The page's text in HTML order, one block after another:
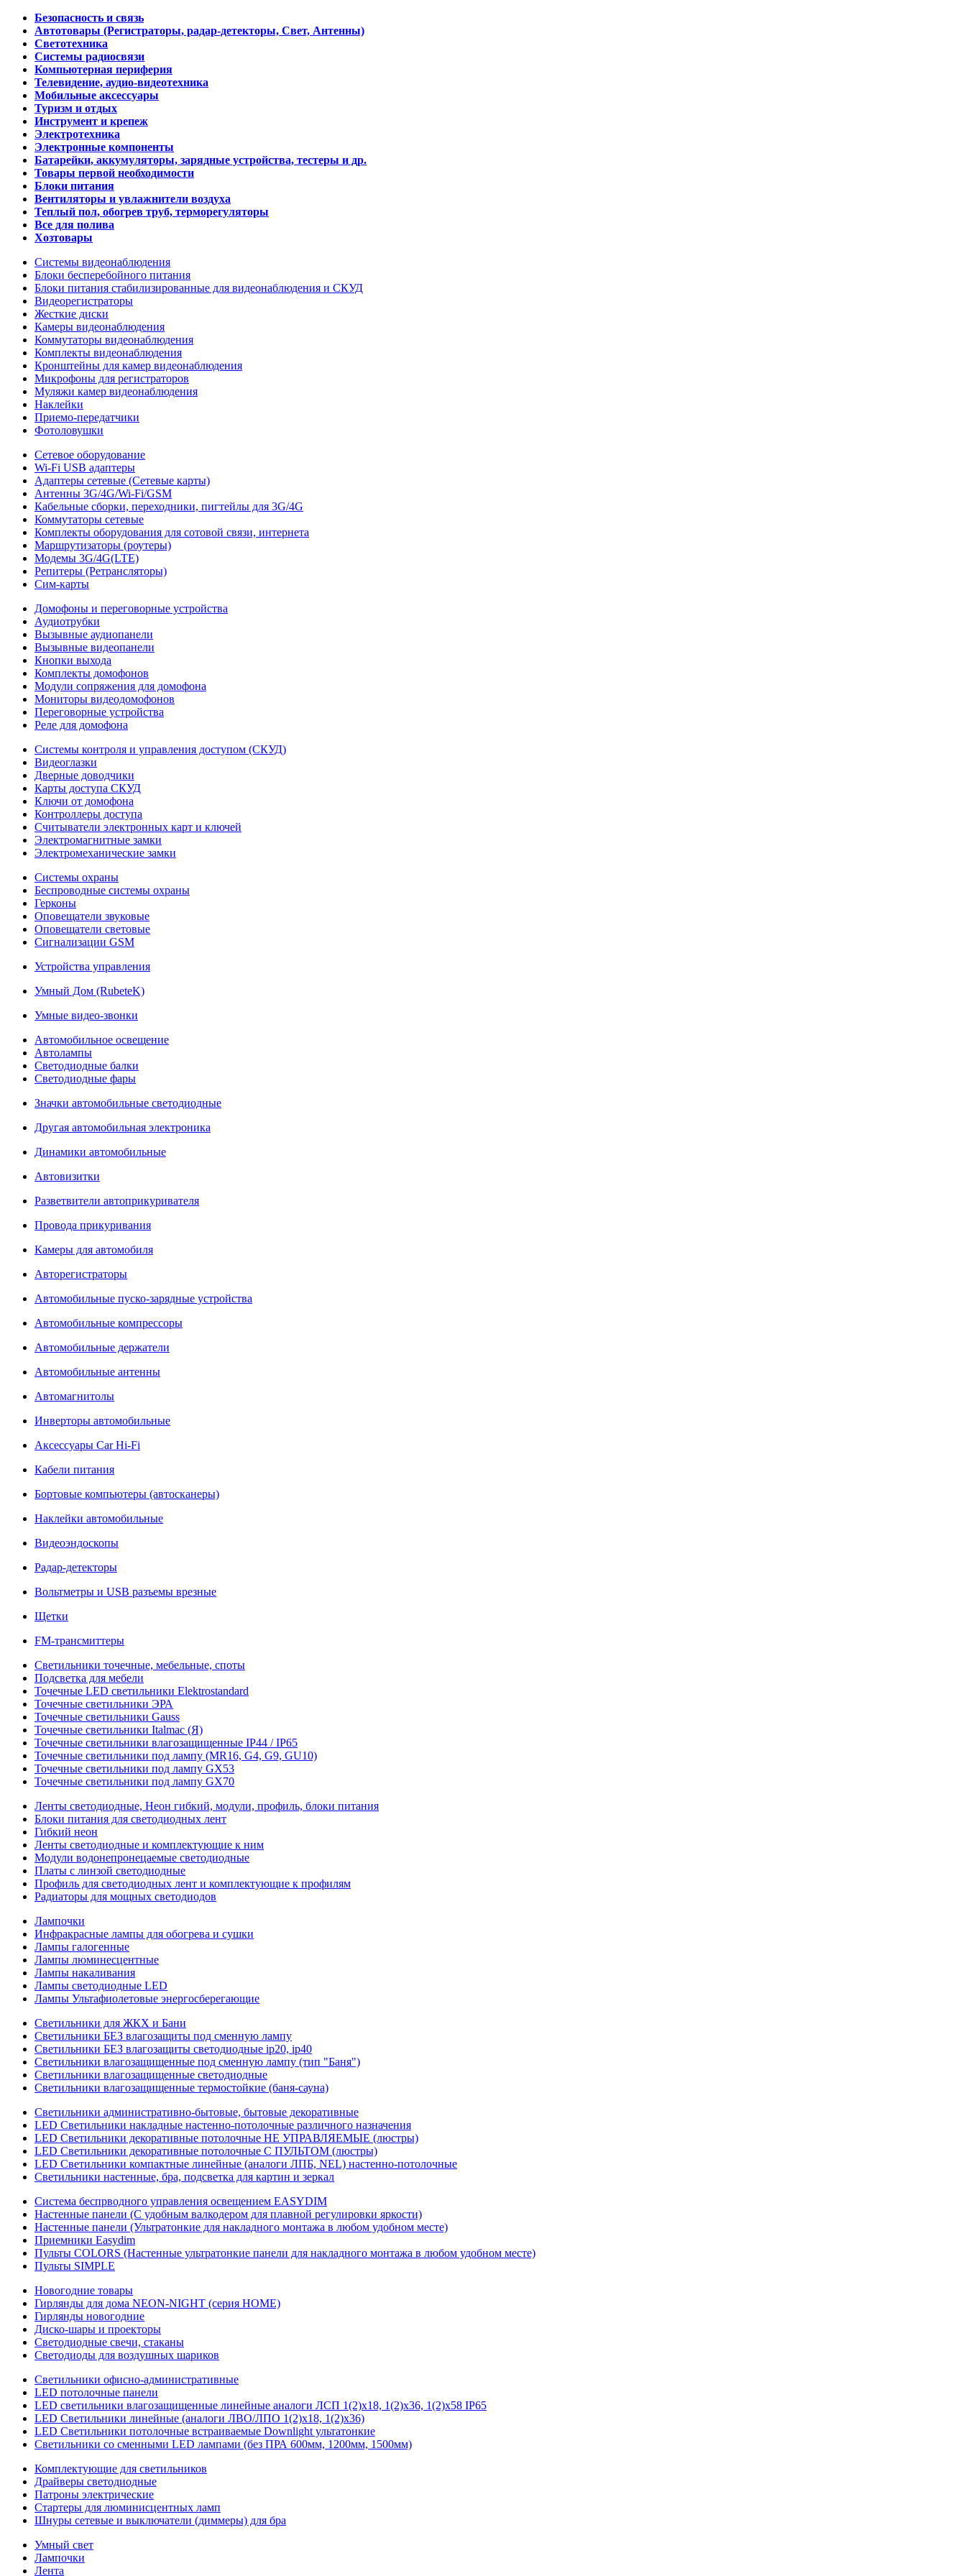
Безопасность и связь
Автотовары (Регистраторы, радар-детекторы, Свет, Антенны)
Светотехника
Системы радиосвязи
Компьютерная периферия
Телевидение, аудио-видеотехника
Мобильные аксессуары
Туризм и отдых
Инструмент и крепеж
Электротехника
Электронные компоненты
Батарейки, аккумуляторы, зарядные устройства, тестеры и др.
Товары первой необходимости
Блоки питания
Вентиляторы и увлажнители воздуха
Теплый пол, обогрев труб, терморегуляторы
Все для полива
Хозтовары
Системы видеонаблюдения
Блоки бесперебойного питания
Блоки питания стабилизированные для видеонаблюдения и СКУД
Видеорегистраторы
Жесткие диски
Камеры видеонаблюдения
Коммутаторы видеонаблюдения
Комплекты видеонаблюдения
Кронштейны для камер видеонаблюдения
Микрофоны для регистраторов
Муляжи камер видеонаблюдения
Наклейки
Приемо-передатчики
Фотоловушки
Сетевое оборудование
Wi-Fi USB адаптеры
Адаптеры сетевые (Сетевые карты)
Антенны 3G/4G/Wi-Fi/GSM
Кабельные сборки, переходники, пигтейлы для 3G/4G
Коммутаторы сетевые
Комплекты оборудования для сотовой связи, интернета
Маршрутизаторы (роутеры)
Модемы 3G/4G(LTE)
Репитеры (Ретрансляторы)
Сим-карты
Домофоны и переговорные устройства
Аудиотрубки
Вызывные аудиопанели
Вызывные видеопанели
Кнопки выхода
Комплекты домофонов
Модули сопряжения для домофона
Мониторы видеодомофонов
Переговорные устройства
Реле для домофона
Системы контроля и управления доступом (СКУД)
Видеоглазки
Дверные доводчики
Карты доступа СКУД
Ключи от домофона
Контроллеры доступа
Считыватели электронных карт и ключей
Электромагнитные замки
Электромеханические замки
Системы охраны
Беспроводные системы охраны
Герконы
Оповещатели звуковые
Оповещатели световые
Сигнализации GSM
Устройства управления
Умный Дом (RubeteK)
Умные видео-звонки
Автомобильное освещение
Автолампы
Светодиодные балки
Светодиодные фары
Значки автомобильные светодиодные
Другая автомобильная электроника
Динамики автомобильные
Автовизитки
Разветвители автоприкуривателя
Провода прикуривания
Камеры для автомобиля
Авторегистраторы
Автомобильные пуско-зарядные устройства
Автомобильные компрессоры
Автомобильные держатели
Автомобильные антенны
Автомагнитолы
Инверторы автомобильные
Аксессуары Car Hi-Fi
Кабели питания
Бортовые компьютеры (автосканеры)
Наклейки автомобильные
Видеоэндоскопы
Радар-детекторы
Вольтметры и USB разъемы врезные
Щетки
FM-трансмиттеры
Светильники точечные, мебельные, споты
Подсветка для мебели
Точечные LED светильники Elektrostandard
Точечные светильники ЭРА
Точечные светильники Gauss
Точечные светильники Italmac (Я)
Точечные светильники влагозащищенные IP44 / IP65
Точечные светильники под лампу (MR16, G4, G9, GU10)
Точечные светильники под лампу GX53
Точечные светильники под лампу GX70
Ленты светодиодные, Неон гибкий, модули, профиль, блоки питания
Блоки питания для светодиодных лент
Гибкий неон
Ленты светодиодные и комплектующие к ним
Модули водонепронецаемые светодиодные
Платы с линзой светодиодные
Профиль для светодиодных лент и комплектующие к профилям
Радиаторы для мощных светодиодов
Лампочки
Инфракрасные лампы для обогрева и сушки
Лампы галогенные
Лампы люминесцентные
Лампы накаливания
Лампы светодиодные LED
Лампы Ультафиолетовые энергосберегающие
Светильники для ЖКХ и Бани
Светильники БЕЗ влагозащиты под сменную лампу
Светильники БЕЗ влагозащиты светодиодные ip20, ip40
Светильники влагозащищенные под сменную лампу (тип "Баня")
Светильники влагозащищенные светодиодные
Светильники влагозащищенные термостойкие (баня-сауна)
Светильники административно-бытовые, бытовые декоративные
LED Cветильники накладные настенно-потолочные различного назначения
LED Светильники декоративные потолочные НЕ УПРАВЛЯЕМЫЕ (люстры)
LED Светильники декоративные потолочные С ПУЛЬТОМ (люстры)
LED Светильники компактные линейные (аналоги ЛПБ, NEL) настенно-потолочные
Светильники настенные, бра, подсветка для картин и зеркал
Система беспрводного управления освещением EASYDIM
Настенные панели (С удобным валкодером для плавной регулировки яркости)
Настенные панели (Ультратонкие для накладного монтажа в любом удобном месте)
Приемники Easydim
Пульты COLORS (Настенные ультратонкие панели для накладного монтажа в любом удобном месте)
Пульты SIMPLE
Новогодние товары
Гирлянды для дома NEON-NIGHT (серия HOME)
Гирлянды новогодние
Диско-шары и проекторы
Светодиодные свечи, стаканы
Светодиоды для воздушных шариков
Светильники офисно-административные
LED потолочные панели
LED светильники влагозащищенные линейные аналоги ЛСП 1(2)х18, 1(2)х36, 1(2)х58 IP65
LED Светильники линейные (аналоги ЛВО/ЛПО 1(2)х18, 1(2)х36)
LED Светильники потолочные встраиваемые Downlight ультатонкие
Светильники со сменными LED лампами (без ПРА 600мм, 1200мм, 1500мм)
Комплектующие для светильников
Драйверы светодиодные
Патроны электрические
Стартеры для люминисцентных ламп
Шнуры сетевые и выключатели (диммеры) для бра
Умный свет
Лампочки
Лента